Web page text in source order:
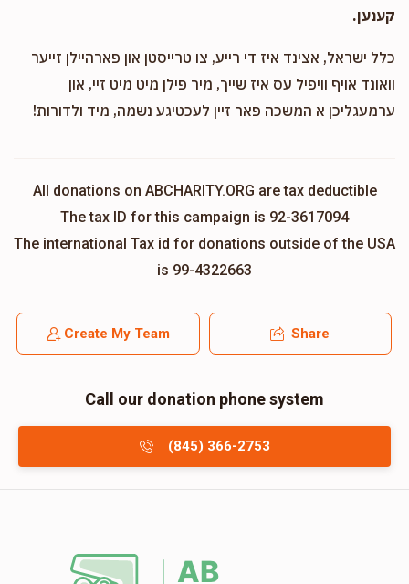
קענען.
כלל ישראל, אצינד איז די רייע, צו טרייסטן און פארהיילן זייער
וואונד אויף וויפיל עס איז שייך, מיר פילן מיט מיט זיי, און
ערמעגליכן א המשכה פאר זיין לעכטיגע נשמה, מיד ולדורות!
All donations on ABCHARITY.ORG are tax deductible
The tax ID for this campaign is 92-3617094
The international Tax id for donations outside of the USA
is 99-4322663
Create My Team Share
Call our donation phone system
(845) 366-2753